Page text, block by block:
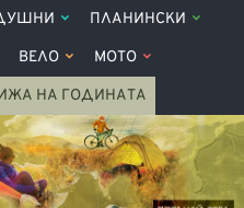
ПЛАНИНСКИ
ВЕЛО МОТО
НА ГОДИНАТА